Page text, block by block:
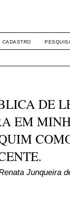
CADASTRO
DE
EM
Junqueira